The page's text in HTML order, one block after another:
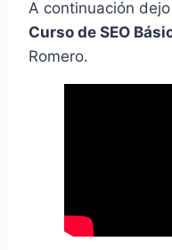
A continuación
Curso de SEO
Romero.